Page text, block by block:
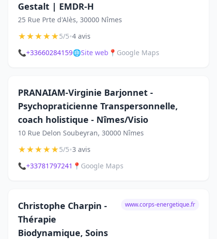
Gestalt | EMDR-H
25 Rue Prte d'Alès, 30000 Nîmes
★★★★★5/5•4 avis
📞+33660284159🌐Site web 📍 Google Maps
PRANAIAM-Virginie Barjonnet -
Psychopraticienne Transpersonnelle,
coach holistique - Nîmes/Visio
10 Rue Delon Soubeyran, 30000 Nîmes
★★★★★5/5•3 avis
📞+33781797241 📍 Google Maps
Christophe Charpin -
Thérapie
Biodynamique, Soins
www.corps-energetique.fr